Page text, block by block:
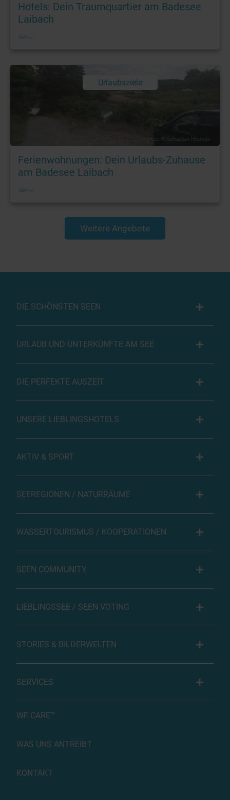
Hotels: Dein Traumquartier am Badesee
Laibach
Urlaubsziele
Foto: © Sebastian Höckele
Ferienwohnungen: Dein Urlaubs-Zuhause
am Badesee Laibach
Weitere Angebote
DIE SCHÖNSTEN SEEN
URLAUB UND UNTERKÜNFTE AM SEE
DIE PERFEKTE AUSZEIT
UNSERE LIEBLINGSHOTELS
AKTIV & SPORT
SEEREGIONEN / NATURRÄUME
WASSERTOURISMUS / KOOPERATIONEN
SEEN COMMUNITY
LIEBLINGSSEE / SEEN VOTING
STORIES & BILDERWELTEN
SERVICES
WE CARE™
WAS UNS ANTREIBT
KONTAKT